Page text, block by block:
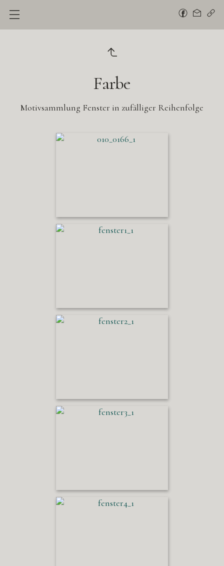
Farbe
Motivsammlung Fenster in zufälliger Reihenfolge